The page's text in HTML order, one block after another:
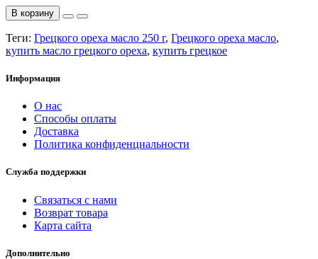
В корзину
Теги: Грецкого ореха масло 250 г, Грецкого ореха масло,
купить масло грецкого ореха, купить грецкое
Информация
О нас
Способы оплаты
Доставка
Политика конфиденциальности
Служба поддержки
Связаться с нами
Возврат товара
Карта сайта
Дополнительно